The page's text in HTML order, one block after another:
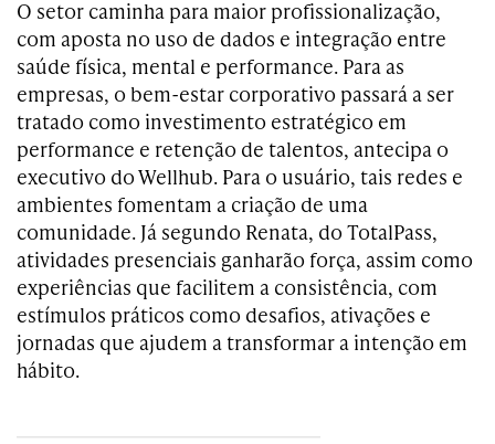
O setor caminha para maior profissionalização,
com aposta no uso de dados e integração entre
saúde física, mental e performance. Para as
empresas, o bem-estar corporativo passará a ser
tratado como investimento estratégico em
performance e retenção de talentos, antecipa o
executivo do Wellhub. Para o usuário, tais redes e
ambientes fomentam a criação de uma
comunidade. Já segundo Renata, do TotalPass,
atividades presenciais ganharão força, assim como
experiências que facilitem a consistência, com
estímulos práticos como desafios, ativações e
jornadas que ajudem a transformar a intenção em
hábito.